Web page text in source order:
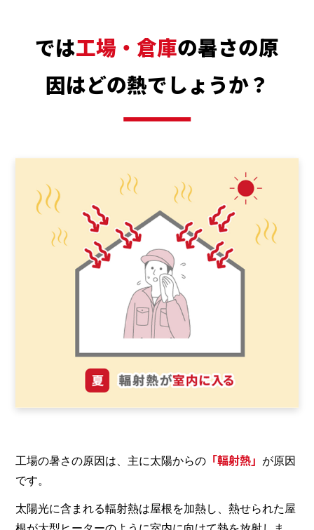
では工場・倉庫の暑さの原
因はどの熱でしょうか？
工場の暑さの原因は、主に太陽からの 「輻射熱」 が原因
です。
太陽光に含まれる輻射熱は屋根を加熱し、熱せられた屋